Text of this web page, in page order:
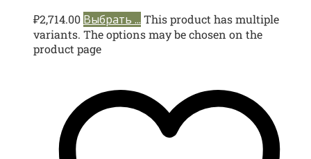
₽2,714.00 Выбрать ... This product has multiple
variants. The options may be chosen on the
product page